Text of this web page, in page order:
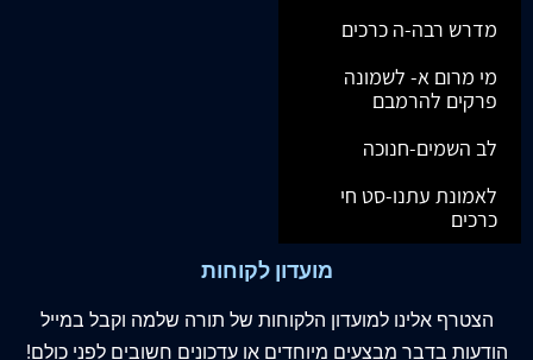
מדרש רבה-ה כרכים
מי מרום א- לשמונה
פרקים להרמבם
לב השמים-חנוכה
לאמונת עתנו-סט חי
כרכים
מועדון לקוחות
הצטרף אלינו למועדון הלקוחות של תורה שלמה וקבל במייל
הודעות בדבר מבצעים מיוחדים או עדכונים חשובים לפני כולם!